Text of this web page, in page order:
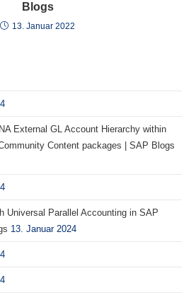
Blogs
13. Januar 2022
External GL Account Hierarchy within
Content packages | SAP Blogs
Universal Parallel Accounting in SAP
13. Januar 2024